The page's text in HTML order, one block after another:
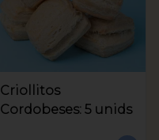
Criollitos
Cordobeses: 5 unids